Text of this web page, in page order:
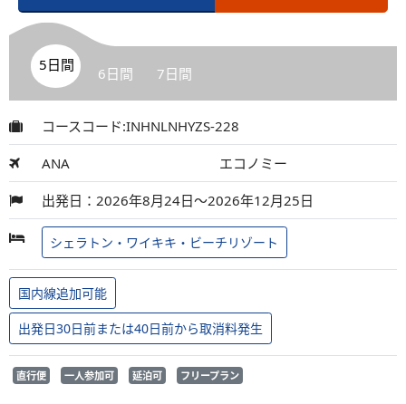
5日間 6日間 7日間
コースコード:INHNLNHYZS-228
ANA エコノミー
出発日：2026年8月24日～2026年12月25日
シェラトン・ワイキキ・ビーチリゾート
国内線追加可能
出発日30日前または40日前から取消料発生
直行便 一人参加可 延泊可 フリープラン